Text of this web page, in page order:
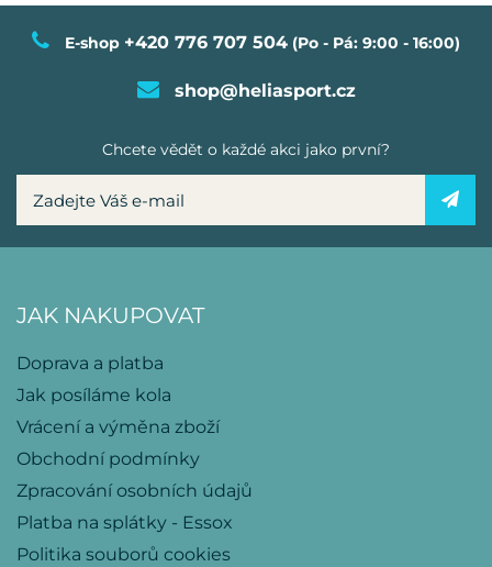
E-shop +420 776 707 504 (Po - Pá: 9:00 - 16:00)
shop@heliasport.cz
Chcete vědět o každé akci jako první?
JAK NAKUPOVAT
Doprava a platba
Jak posíláme kola
Vrácení a výměna zboží
Obchodní podmínky
Zpracování osobních údajů
Platba na splátky - Essox
Politika souborů cookies